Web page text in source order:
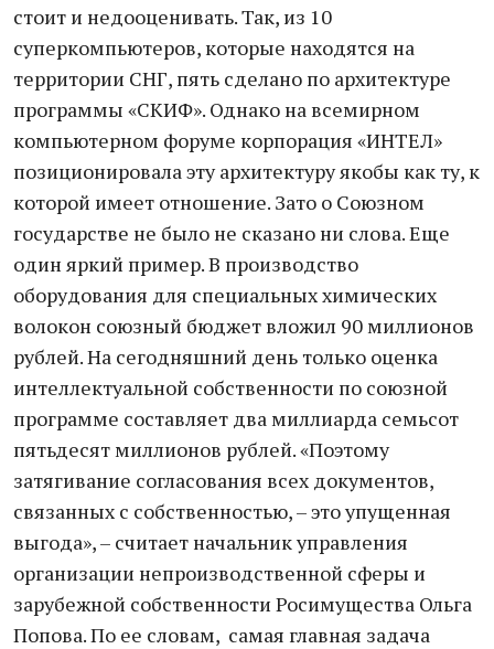
стоит и недооценивать. Так, из 10
суперкомпьютеров, которые находятся на
территории СНГ, пять сделано по архитектуре
программы «СКИФ». Однако на всемирном
компьютерном форуме корпорация «ИНТЕЛ»
позиционировала эту архитектуру якобы как ту, к
которой имеет отношение. Зато о Союзном
государстве не было не сказано ни слова. Еще
один яркий пример. В производство
оборудования для специальных химических
волокон союзный бюджет вложил 90 миллионов
рублей. На сегодняшний день только оценка
интеллектуальной собственности по союзной
программе составляет два миллиарда семьсот
пятьдесят миллионов рублей. «Поэтому
затягивание согласования всех документов,
связанных с собственностью, – это упущенная
выгода», – считает начальник управления
организации непроизводственной сферы и
зарубежной собственности Росимущества Ольга
Попова. По ее словам, самая главная задача